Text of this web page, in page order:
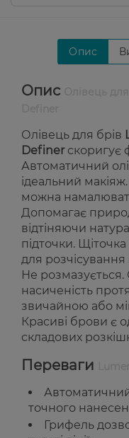
Опис
Опис
Олівець для брів
Definerскоригує
Автоматичний
ідеальний
можна намалювати
Допомагає
відтіняючи
підточки.
для розчісування
Не розмазується.
насиченість
звичайною або
Красиві брови є
складових
Переваги
точного
Грифель